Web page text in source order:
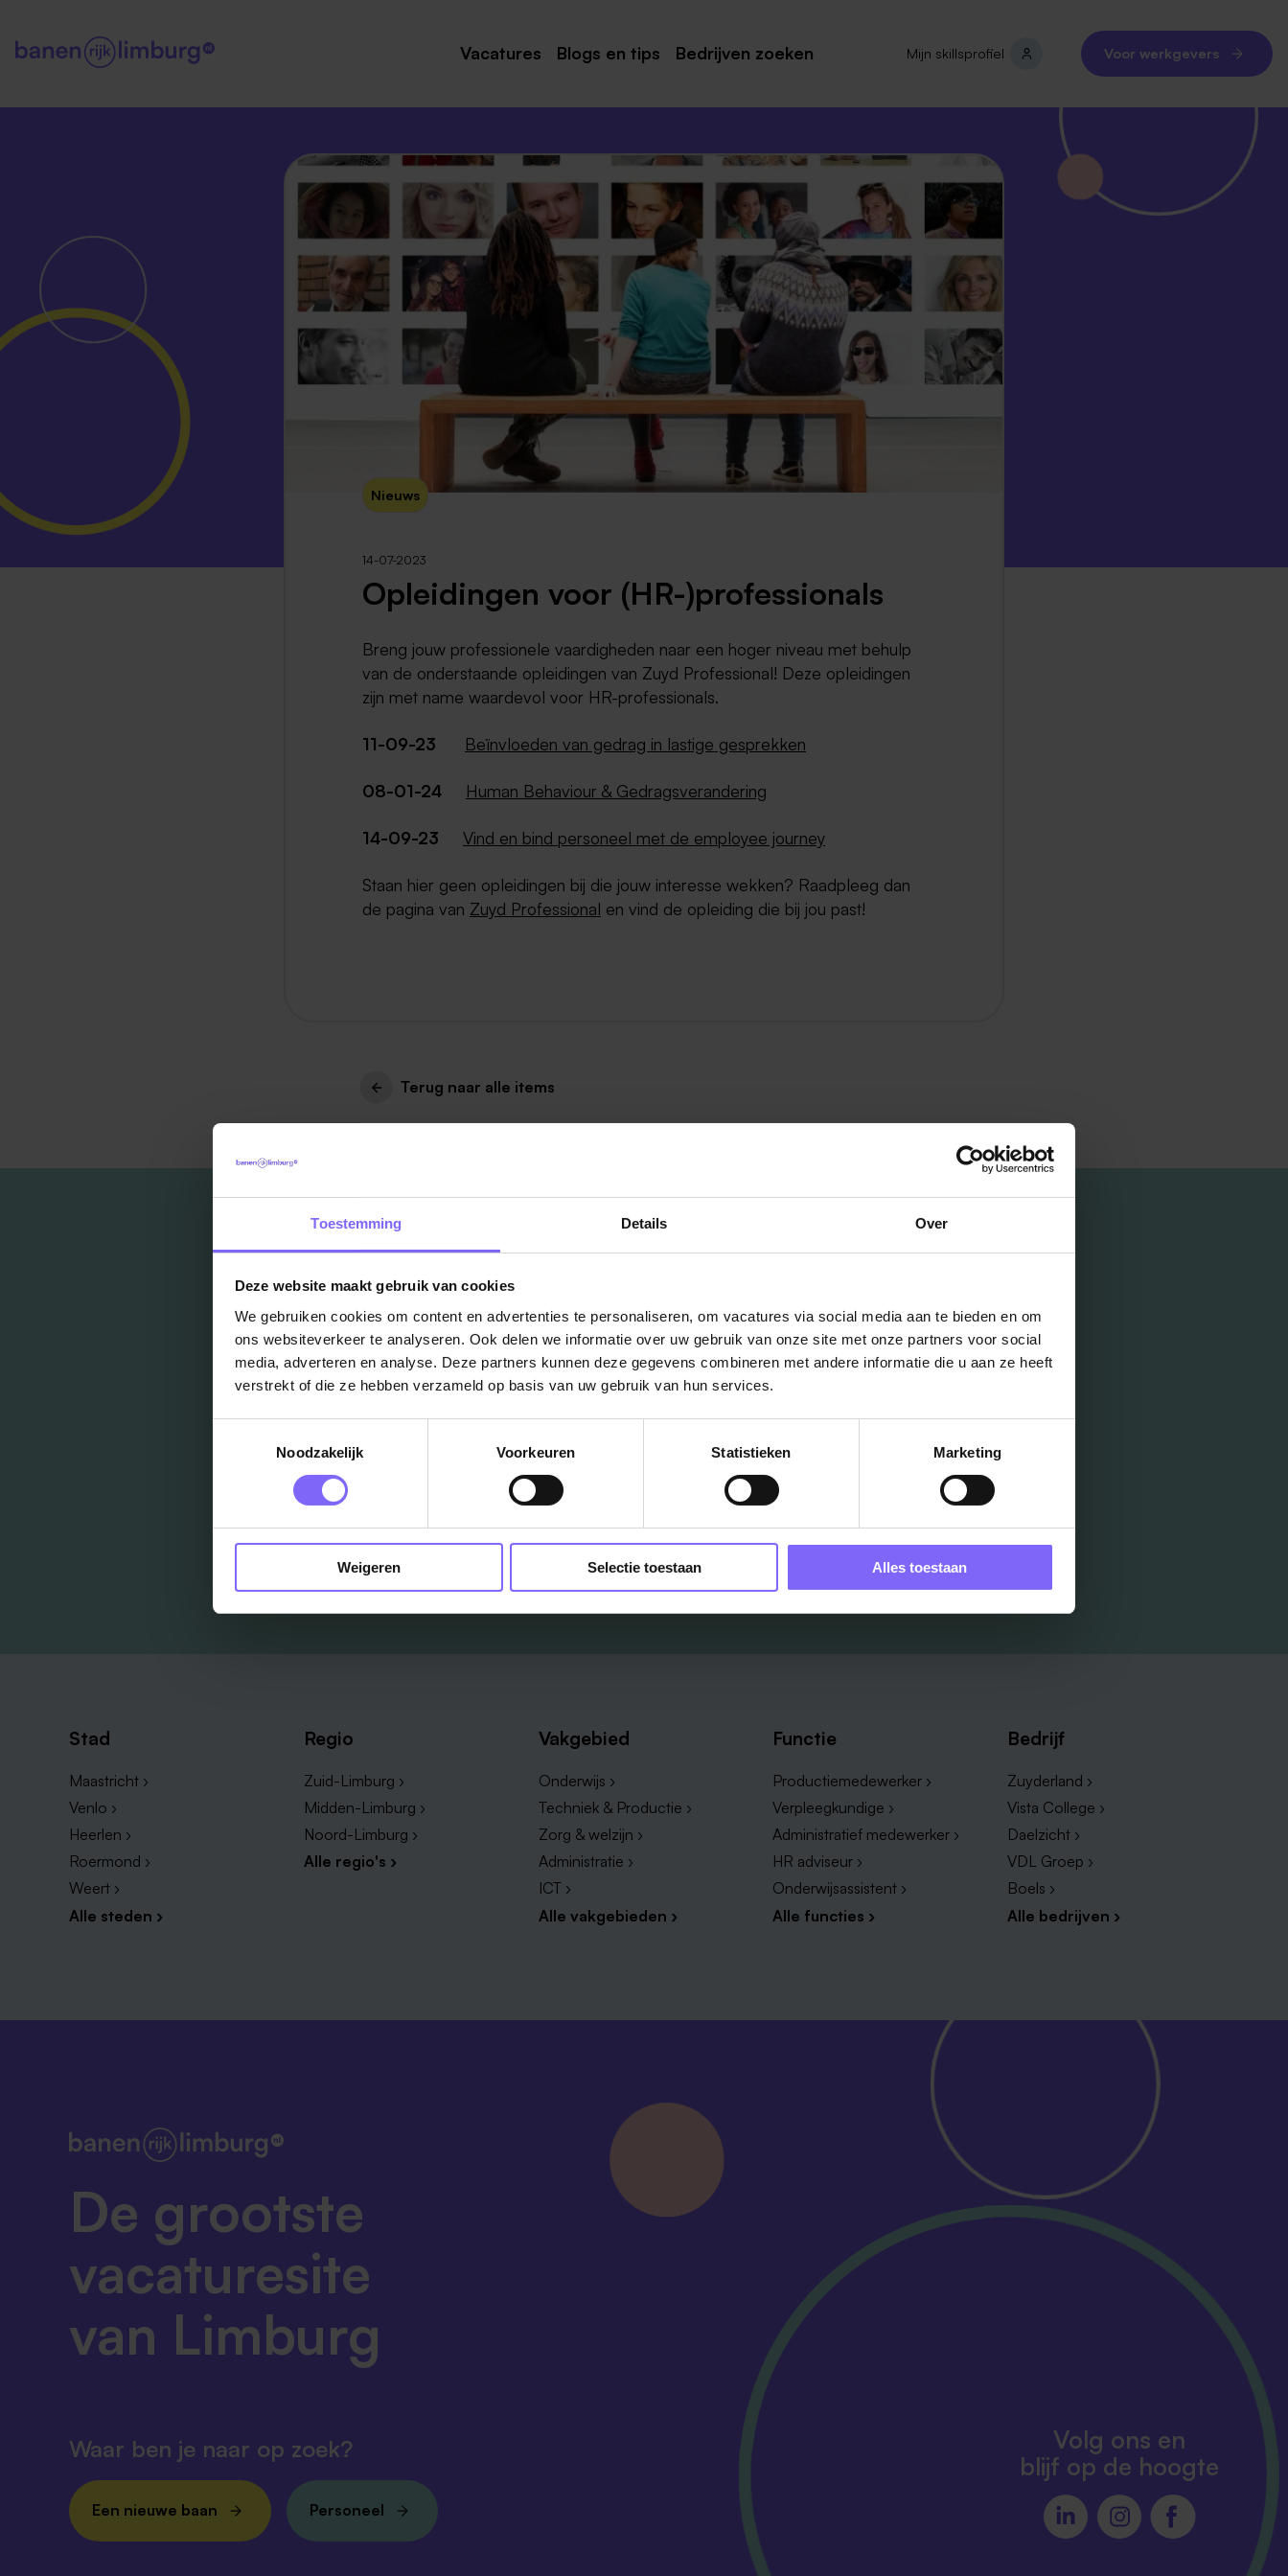
Toestemming Details Over
Deze website maakt gebruik van cookies
We gebruiken cookies om content en advertenties te personaliseren, om vacatures via social media aan te bieden en om
ons websiteverkeer te analyseren. Ook delen we informatie over uw gebruik van onze site met onze partners voor social
media, adverteren en analyse. Deze partners kunnen deze gegevens combineren met andere informatie die u aan ze heeft
verstrekt of die ze hebben verzameld op basis van uw gebruik van hun services.
Noodzakelijk
Voorkeuren Statistieken Marketing
Weigeren Selectie toestaan Alles toestaan
Vacatures
Maastricht
Roermond
Venlo
Sittard
Venray
Noord-Limburg
Midden-Limburg
Zuid-Limburg
Heerlen
Weert
Kerkrade
Blogs en tips Bedrijven zoeken Mijn skillsprofiel Voor werkgevers
Nieuws
14-07-2023
Opleidingen voor (HR-)professionals
Breng jouw professionele vaardigheden naar een hoger niveau met behulp
van de onderstaande opleidingen van Zuyd Professional! Deze opleidingen
zijn met name waardevol voor HR-professionals.
11-09-23 Beïnvloeden van gedrag in lastige gesprekken
08-01-24 Human Behaviour & Gedragsverandering
14-09-23 Vind en bind personeel met de employee journey
Staan hier geen opleidingen bij die jouw interesse wekken? Raadpleeg dan
de pagina van Zuyd Professional en vind de opleiding die bij jou past!
Terug naar alle items
Vacatures
in je mailbox?
Schrijf je in en we houden je op de hoogte
Stad
Maastricht ›
Venlo ›
Heerlen ›
Roermond ›
Weert ›
Alle steden ›
Regio
Zuid-Limburg ›
Midden-Limburg ›
Noord-Limburg ›
Alle regio's ›
Vakgebied
Onderwijs ›
Techniek & Productie ›
Zorg & welzijn ›
Administratie ›
ICT ›
Alle vakgebieden ›
Functie
Productiemedewerker ›
Verpleegkundige ›
Administratief medewerker ›
HR adviseur ›
Onderwijsassistent ›
Alle functies ›
Bedrijf
Zuyderland ›
Vista College ›
Daelzicht ›
VDL Groep ›
Boels ›
Alle bedrijven ›
De grootste
vacaturesite
van Limburg
Waar ben je naar op zoek?
Een nieuwe baan Personeel
Volg ons en
blijf op de hoogte